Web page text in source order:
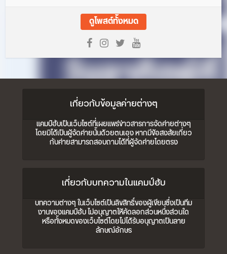
ดูโพสต์ทั้งหมด
เกี่ยวกับข้อมูลค่ายต่างๆ
แคมป์ฮับเป็นเว็บไซต์ที่เผยแพร่ข่าวสารการจัดค่ายต่างๆ
โดยมิได้เป็นผู้จัดค่ายนั้นด้วยตนเอง หากมีข้อสงสัยเกี่ยว
กับค่ายสามารถสอบถามได้ที่ผู้จัดค่ายโดยตรง
เกี่ยวกับบทความในแคมป์ฮับ
บทความต่างๆ ในเว็บไซต์เป็นลิขสิทธิ์ของผู้เขียนซึ่งเป็นทีม
งานของแคมป์ฮับ ไม่อนุญาตให้คัดลอกส่วนหนึ่งส่วนใด
หรือทั้งหมดของเว็บไซต์โดยไม่ได้รับอนุญาตเป็นลาย
ลักษณ์อักษร